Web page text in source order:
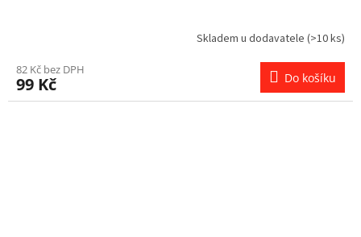
Skladem u dodavatele (>10 ks)
82 Kč bez DPH
99 Kč Do košíku